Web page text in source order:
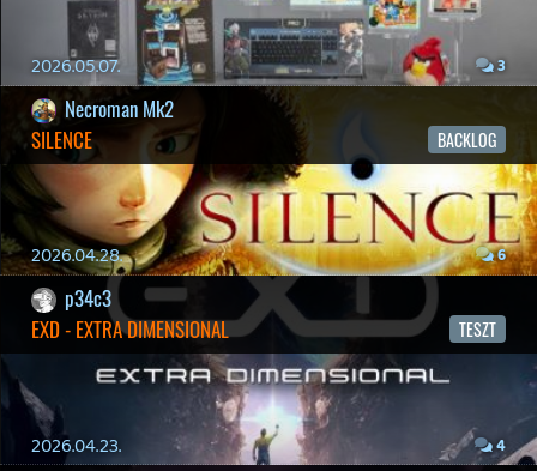
| Cikkek | Podcastok | Blogok |
Gaming Fórum
| Offtopic Fórum
Blog RSS Podcast RSS
Instagram | Youtube Facebook
|
Twitter
Patreon